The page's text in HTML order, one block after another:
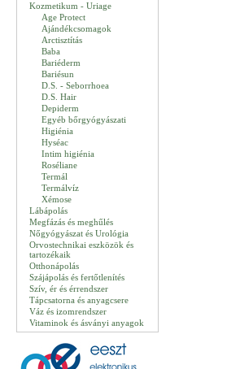
Kozmetikum - Uriage
Age Protect
Ajándékcsomagok
Arctisztítás
Baba
Bariéderm
Bariésun
D.S. - Seborrhoea
D.S. Hair
Depiderm
Egyéb bőrgyógyászati
Higiénia
Hyséac
Intim higiénia
Roséliane
Termál
Termálvíz
Xémose
Lábápolás
Megfázás és meghűlés
Nőgyógyászat és Urológia
Orvostechnikai eszközök és
tartozékaik
Otthonápolás
Szájápolás és fertőtlenítés
Szív, ér és érrendszer
Tápcsatorna és anyagcsere
Váz és izomrendszer
Vitaminok és ásványi anyagok